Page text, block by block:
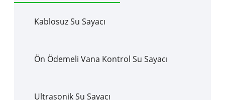
Kablosuz Su Sayacı
Ön Ödemeli Vana Kontrol Su Sayacı
Ultrasonik Su Sayacı